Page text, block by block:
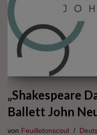
„Shakespeare
Ballett John
von Feuilletonscout